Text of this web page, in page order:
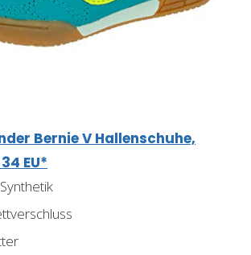
Bernie V Hallenschuhe,
EU*